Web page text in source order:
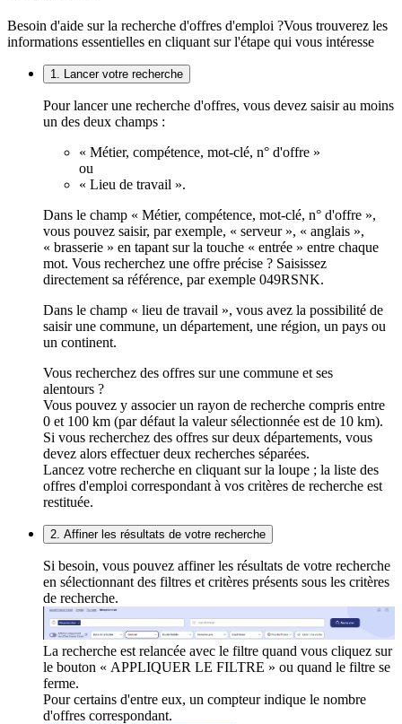
Besoin d'aide sur la recherche d'offres d'emploi ?Vous trouverez les
informations essentielles en cliquant sur l'étape qui vous intéresse
1. Lancer votre recherche
Pour lancer une recherche d'offres, vous devez saisir au moins
un des deux champs :
« Métier, compétence, mot-clé, n° d'offre »
ou
« Lieu de travail ».
Dans le champ « Métier, compétence, mot-clé, n° d'offre »,
vous pouvez saisir, par exemple, « serveur », « anglais »,
« brasserie » en tapant sur la touche « entrée » entre chaque
mot. Vous recherchez une offre précise ? Saisissez
directement sa référence, par exemple 049RSNK.
Dans le champ « lieu de travail », vous avez la possibilité de
saisir une commune, un département, une région, un pays ou
un continent.
Vous recherchez des offres sur une commune et ses
alentours ?
Vous pouvez y associer un rayon de recherche compris entre
0 et 100 km (par défaut la valeur sélectionnée est de 10 km).
Si vous recherchez des offres sur deux départements, vous
devez alors effectuer deux recherches séparées.
Lancez votre recherche en cliquant sur la loupe ; la liste des
offres d'emploi correspondant à vos critères de recherche est
restituée.
2. Affiner les résultats de votre recherche
Si besoin, vous pouvez affiner les résultats de votre recherche
en sélectionnant des filtres et critères présents sous les critères
de recherche.
La recherche est relancée avec le filtre quand vous cliquez sur
le bouton « APPLIQUER LE FILTRE » ou quand le filtre se
ferme.
Pour certains d'entre eux, un compteur indique le nombre
d'offres correspondant.